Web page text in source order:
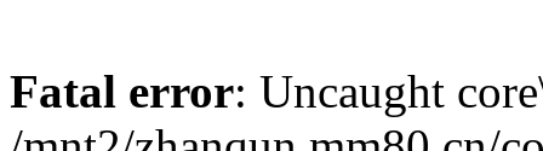
Fatal error: Uncaught